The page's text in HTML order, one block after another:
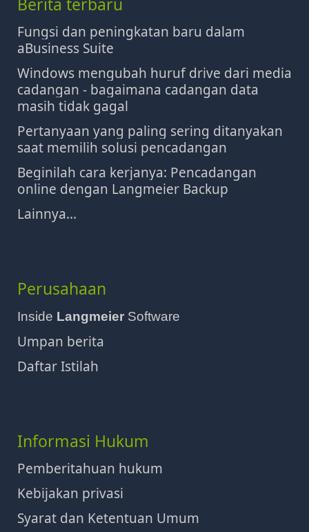
Fungsi dan peningkatan baru dalam
aBusiness Suite
Windows mengubah huruf drive dari media
cadangan - bagaimana cadangan data
masih tidak gagal
Pertanyaan yang paling sering ditanyakan
saat memilih solusi pencadangan
Beginilah cara kerjanya: Pencadangan
online dengan Langmeier Backup
Lainnya...
Perusahaan
Inside Langmeier Software
Umpan berita
Daftar Istilah
Informasi Hukum
Pemberitahuan hukum
Kebijakan privasi
Syarat dan Ketentuan Umum